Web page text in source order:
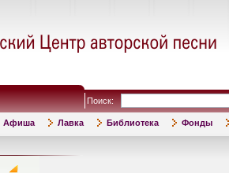
Поиск:
Афиша Лавка Библиотека Фонды